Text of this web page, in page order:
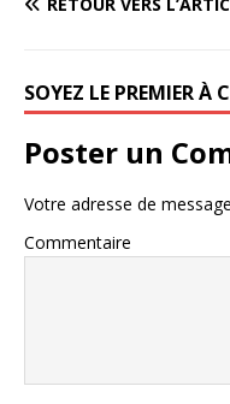
RETOUR VERS
SOYEZ LE PREMIER À
Poster un
Votre adresse de
Commentaire